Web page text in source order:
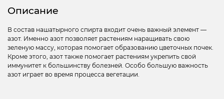
Описание
В состав нашатырного спирта входит очень важный элемент —
азот. Именно азот позволяет растениям наращивать свою
зеленую массу, которая помогает образованию цветочных почек.
Кроме этого, азот также помогает растениям укрепить свой
иммунитет к большинству болезней. Особо большую важность
азот играет во время процесса вегетации.